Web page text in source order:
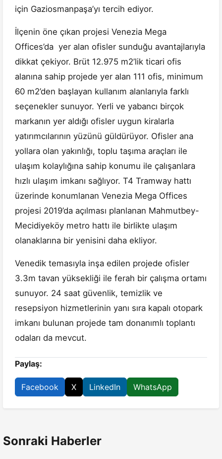
için Gaziosmanpaşa’yı tercih ediyor.
İlçenin öne çıkan projesi Venezia Mega
Offices’da yer alan ofisler sunduğu avantajlarıyla
dikkat çekiyor. Brüt 12.975 m2’lik ticari ofis
alanına sahip projede yer alan 111 ofis, minimum
60 m2’den başlayan kullanım alanlarıyla farklı
seçenekler sunuyor. Yerli ve yabancı birçok
markanın yer aldığı ofisler uygun kiralarla
yatırımcılarının yüzünü güldürüyor. Ofisler ana
yollara olan yakınlığı, toplu taşıma araçları ile
ulaşım kolaylığına sahip konumu ile çalışanlara
hızlı ulaşım imkanı sağlıyor. T4 Tramway hattı
üzerinde konumlanan Venezia Mega Offices
projesi 2019’da açılması planlanan Mahmutbey-
Mecidiyeköy metro hattı ile birlikte ulaşım
olanaklarına bir yenisini daha ekliyor.
Venedik temasıyla inşa edilen projede ofisler
3.3m tavan yüksekliği ile ferah bir çalışma ortamı
sunuyor. 24 saat güvenlik, temizlik ve
resepsiyon hizmetlerinin yanı sıra kapalı otopark
imkanı bulunan projede tam donanımlı toplantı
odaları da mevcut.
Paylaş:
Facebook X LinkedIn WhatsApp
Sonraki Haberler